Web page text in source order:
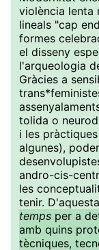
violència lenta
lineals "cap
formes
el disseny
l'arqueologia
Gràcies a
tolida o
i les
algunes),
andro-cis-
les
tenir.
temps per a
amb quins
tècniques,